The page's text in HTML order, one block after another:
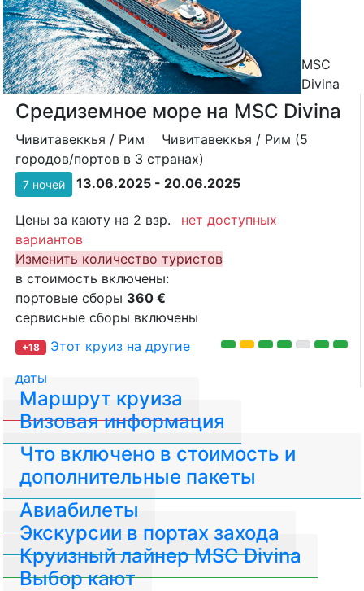
MSC
Divina
Средиземное море на MSC Divina
Чивитавеккья / Рим
Чивитавеккья / Рим (5
городов/портов в 3 странах)
7 ночей 13.06.2025 - 20.06.2025
Цены за каюту на 2 взр.
нет доступных
вариантов
Изменить количество туристов
в стоимость включены:
портовые сборы 360 €
сервисные сборы включены
+18
Этот круиз на другие
даты
Маршрут круиза
Визовая информация
Авиабилеты
Что включено в стоимость и
дополнительные пакеты
Экскурсии в портах захода
Круизный лайнер MSC Divina
Выбор кают